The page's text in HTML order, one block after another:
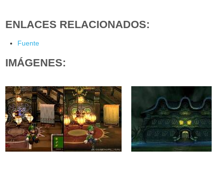
ENLACES RELACIONADOS:
Fuente
IMÁGENES: